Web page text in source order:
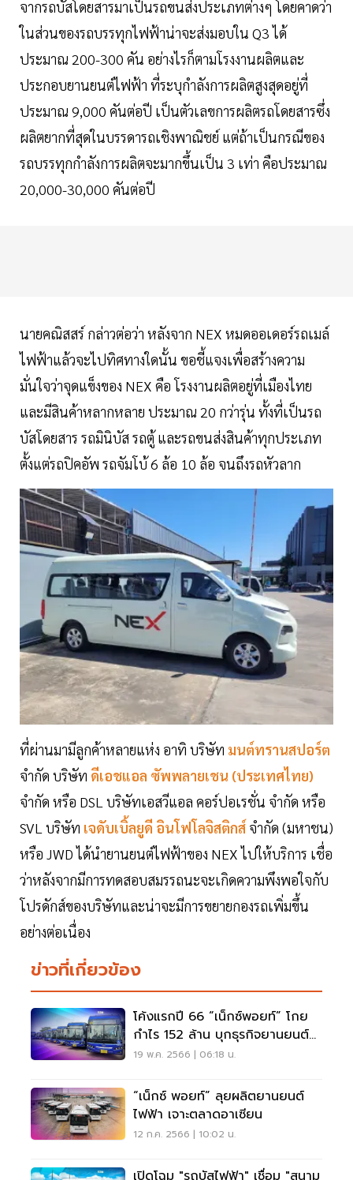
จากรถบัสโดยสารมาเป็นรถขนส่งประเภทต่างๆ โดยคาดว่า
ในส่วนของรถบรรทุกไฟฟ้าน่าจะส่งมอบใน Q3 ได้
ประมาณ 200-300 คัน อย่างไรก็ตามโรงงานผลิตและ
ประกอบยานยนต์ไฟฟ้า ที่ระบุกำลังการผลิตสูงสุดอยู่ที่
ประมาณ 9,000 คันต่อปี เป็นตัวเลขการผลิตรถโดยสารซึ่ง
ผลิตยากที่สุดในบรรดารถเชิงพาณิชย์ แต่ถ้าเป็นกรณีของ
รถบรรทุกกำลังการผลิตจะมากขึ้นเป็น 3 เท่า คือประมาณ
20,000-30,000 คันต่อปี
นายคณิสสร์ กล่าวต่อว่า หลังจาก NEX หมดออเดอร์รถเมล์
ไฟฟ้าแล้วจะไปทิศทางใดนั้น ขอชี้แจงเพื่อสร้างความ
มั่นใจว่าจุดแข็งของ NEX คือ โรงงานผลิตอยู่ที่เมืองไทย
และมีสินค้าหลากหลาย ประมาณ 20 กว่ารุ่น ทั้งที่เป็นรถ
บัสโดยสาร รถมินิบัส รถตู้ และรถขนส่งสินค้าทุกประเภท
ตั้งแต่รถปิคอัพ รถจัมโบ้ 6 ล้อ 10 ล้อ จนถึงรถหัวลาก
ที่ผ่านมามีลูกค้าหลายแห่ง อาทิ บริษัท มนต์ทรานสปอร์ต
จำกัด บริษัท ดีเอชแอล ซัพพลายเชน (ประเทศไทย)
จำกัด หรือ DSL บริษัทเอสวีแอล คอร์ปอเรชั่น จำกัด หรือ
SVL บริษัท เจดับเบิ้ลยูดี อินโฟโลจิสติกส์ จำกัด (มหาชน)
หรือ JWD ได้นำยานยนต์ไฟฟ้าของ NEX ไปให้บริการ เชื่อ
ว่าหลังจากมีการทดสอบสมรรถนะจะเกิดความพึงพอใจกับ
โปรดักส์ของบริษัทและน่าจะมีการขยายกองรถเพิ่มขึ้น
อย่างต่อเนื่อง
ข่าวที่เกี่ยวข้อง
โค้งแรกปี 66 “เน็กซ์พอยท์” โกย
กำไร 152 ล้าน บุกธุรกิจยานยนต์
ไฟฟ้าเชิงพาณิชย์
19 พ.ค. 2566 | 06:18 น.
“เน็กซ์ พอยท์” ลุยผลิตยานยนต์
ไฟฟ้า เจาะตลาดอาเซียน
12 ก.ค. 2566 | 10:02 น.
เปิดโฉม "รถบัสไฟฟ้า" เชื่อม "สนาม